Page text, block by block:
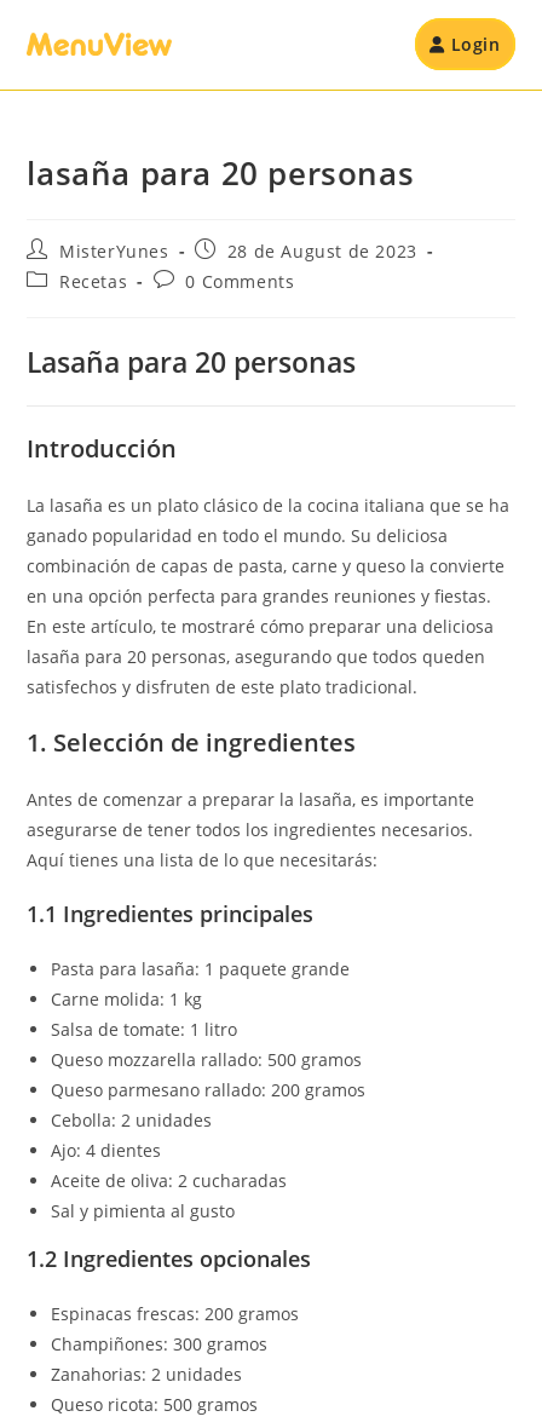
Login
lasaña para 20 personas
MisterYunes
28 de August de 2023
Recetas
0 Comments
Lasaña para 20 personas
Introducción
La lasaña es un plato clásico de la cocina italiana que se ha
ganado popularidad en todo el mundo. Su deliciosa
combinación de capas de pasta, carne y queso la convierte
en una opción perfecta para grandes reuniones y fiestas.
En este artículo, te mostraré cómo preparar una deliciosa
lasaña para 20 personas, asegurando que todos queden
satisfechos y disfruten de este plato tradicional.
1. Selección de ingredientes
Antes de comenzar a preparar la lasaña, es importante
asegurarse de tener todos los ingredientes necesarios.
Aquí tienes una lista de lo que necesitarás:
1.1 Ingredientes principales
Pasta para lasaña: 1 paquete grande
Carne molida: 1 kg
Salsa de tomate: 1 litro
Queso mozzarella rallado: 500 gramos
Queso parmesano rallado: 200 gramos
Cebolla: 2 unidades
Ajo: 4 dientes
Aceite de oliva: 2 cucharadas
Sal y pimienta al gusto
1.2 Ingredientes opcionales
Espinacas frescas: 200 gramos
Champiñones: 300 gramos
Zanahorias: 2 unidades
Queso ricota: 500 gramos